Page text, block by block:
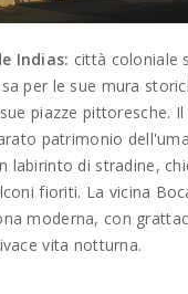
Indias: città coloniale
per le sue mura
piazze pittoresche.
patrimonio
labirinto di stradine,
fioriti. La vicina
moderna, con
vita notturna.